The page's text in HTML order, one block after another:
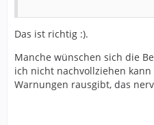
Das ist richtig :).
Manche wünschen sich die
ich nicht nachvollziehen
Warnungen rausgibt, das